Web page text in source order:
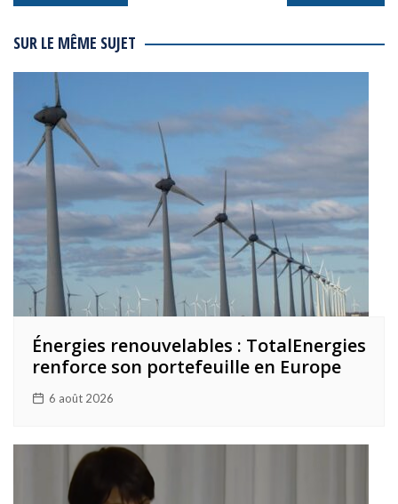
de
l’article
SUR LE MÊME SUJET
Énergies renouvelables : TotalEnergies
renforce son portefeuille en Europe
6 août 2026